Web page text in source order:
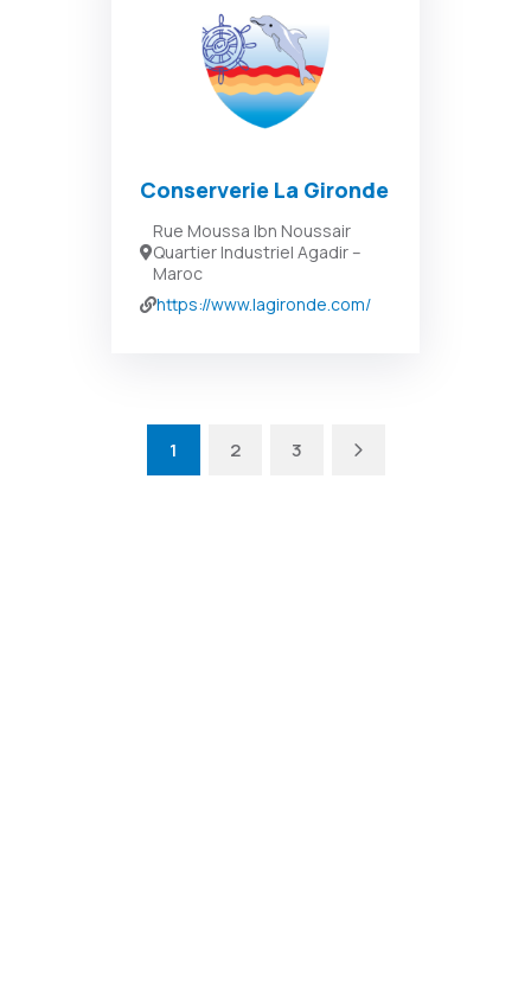
Conserverie La Gironde
Rue Moussa Ibn Noussair
Quartier Industriel Agadir –
Maroc
https://www.lagironde.com/
1 2 3